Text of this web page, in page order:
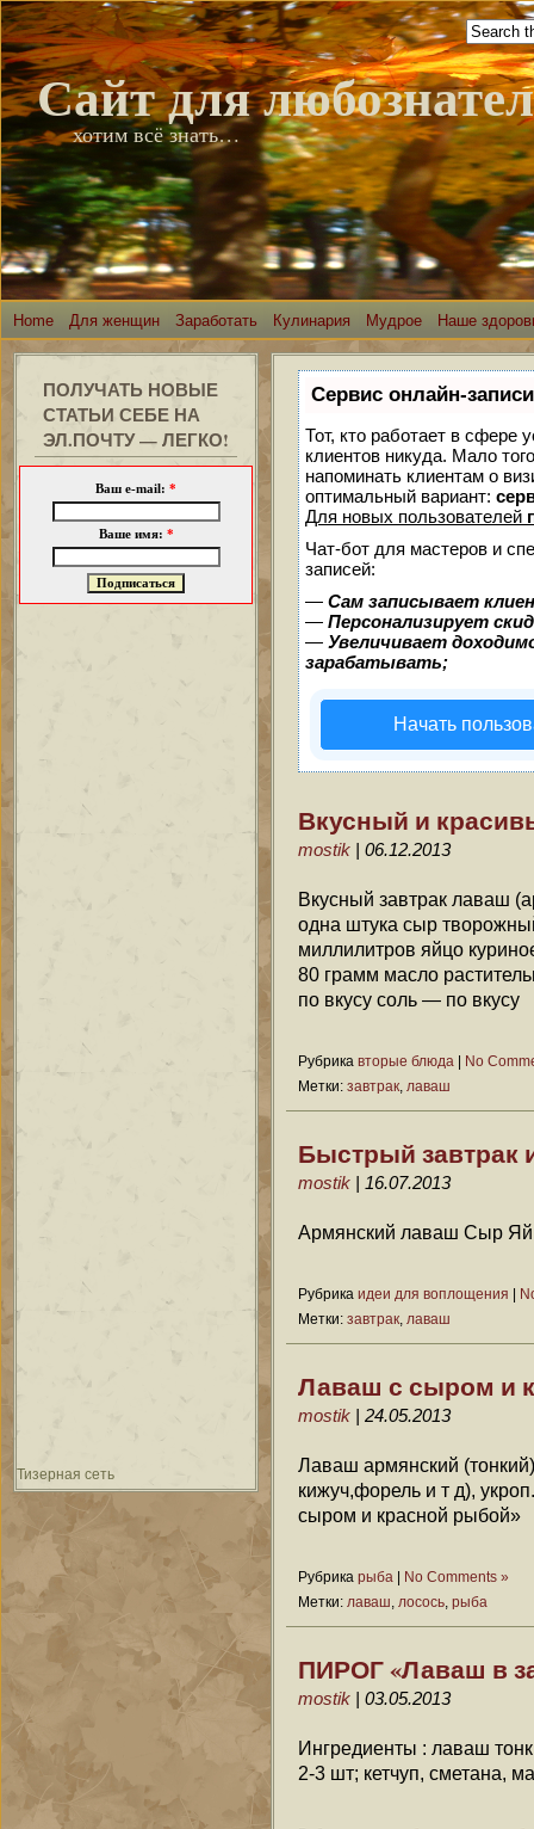
Сайт для
хотим всё знать…
Home Для женщин Заработать Кулинария Мудрое Наше
ПОЛУЧАТЬ НОВЫЕ
СТАТЬИ СЕБЕ НА
ЭЛ.ПОЧТУ — ЛЕГКО!
Ваш e-mail: *
Ваше имя: *
Тизерная сеть
Сервис онлайн-
Тот, кто работает в сфере
клиентов никуда. Мало
напоминать клиентам о
оптимальный вариант:
Для новых пользователей
Чат-бот для мастеров и
записей:
— Сам записывает
— Персонализирует
— Увеличивает
зарабатывать;
Начать
Вкусный и
mostik | 06.12.2013
Вкусный завтрак лаваш
одна штука сыр
миллилитров яйцо
80 грамм масло
по вкусу соль — по вкусу
Рубрика вторые блюда
No
Метки: завтрак лаваш
Быстрый завтрак
mostik | 16.07.2013
Армянский лаваш Сыр
Рубрика идеи для воплощения
Метки: завтрак лаваш
Лаваш с сыром и
mostik | 24.05.2013
Лаваш армянский
кижуч,форель и т д),
сыром и красной рыбой»
Рубрика рыба
No Comments »
Метки: лаваш лосось рыба
ПИРОГ «Лаваш в
mostik | 03.05.2013
Ингредиенты : лаваш
2-3 шт; кетчуп, сметана,